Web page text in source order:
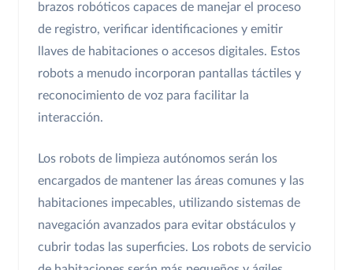
brazos robóticos capaces de manejar el proceso
de registro, verificar identificaciones y emitir
llaves de habitaciones o accesos digitales. Estos
robots a menudo incorporan pantallas táctiles y
reconocimiento de voz para facilitar la
interacción.
Los robots de limpieza autónomos serán los
encargados de mantener las áreas comunes y las
habitaciones impecables, utilizando sistemas de
navegación avanzados para evitar obstáculos y
cubrir todas las superficies. Los robots de servicio